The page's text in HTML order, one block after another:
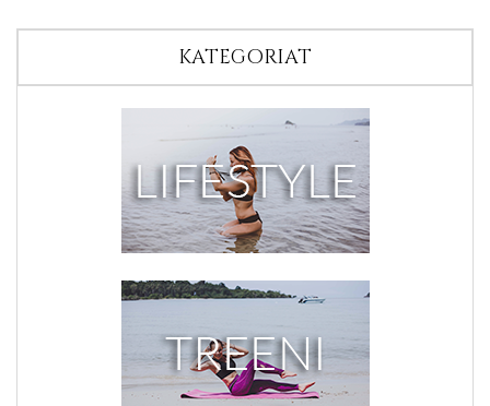
KATEGORIAT